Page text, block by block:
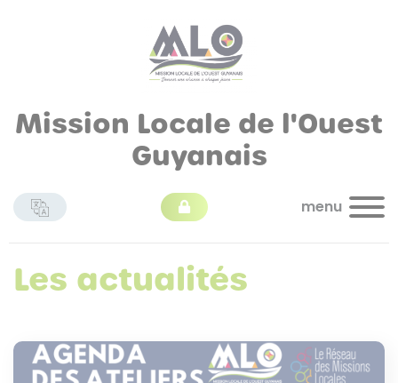
Mission Locale de l'Ouest
Guyanais
menu
Les actualités